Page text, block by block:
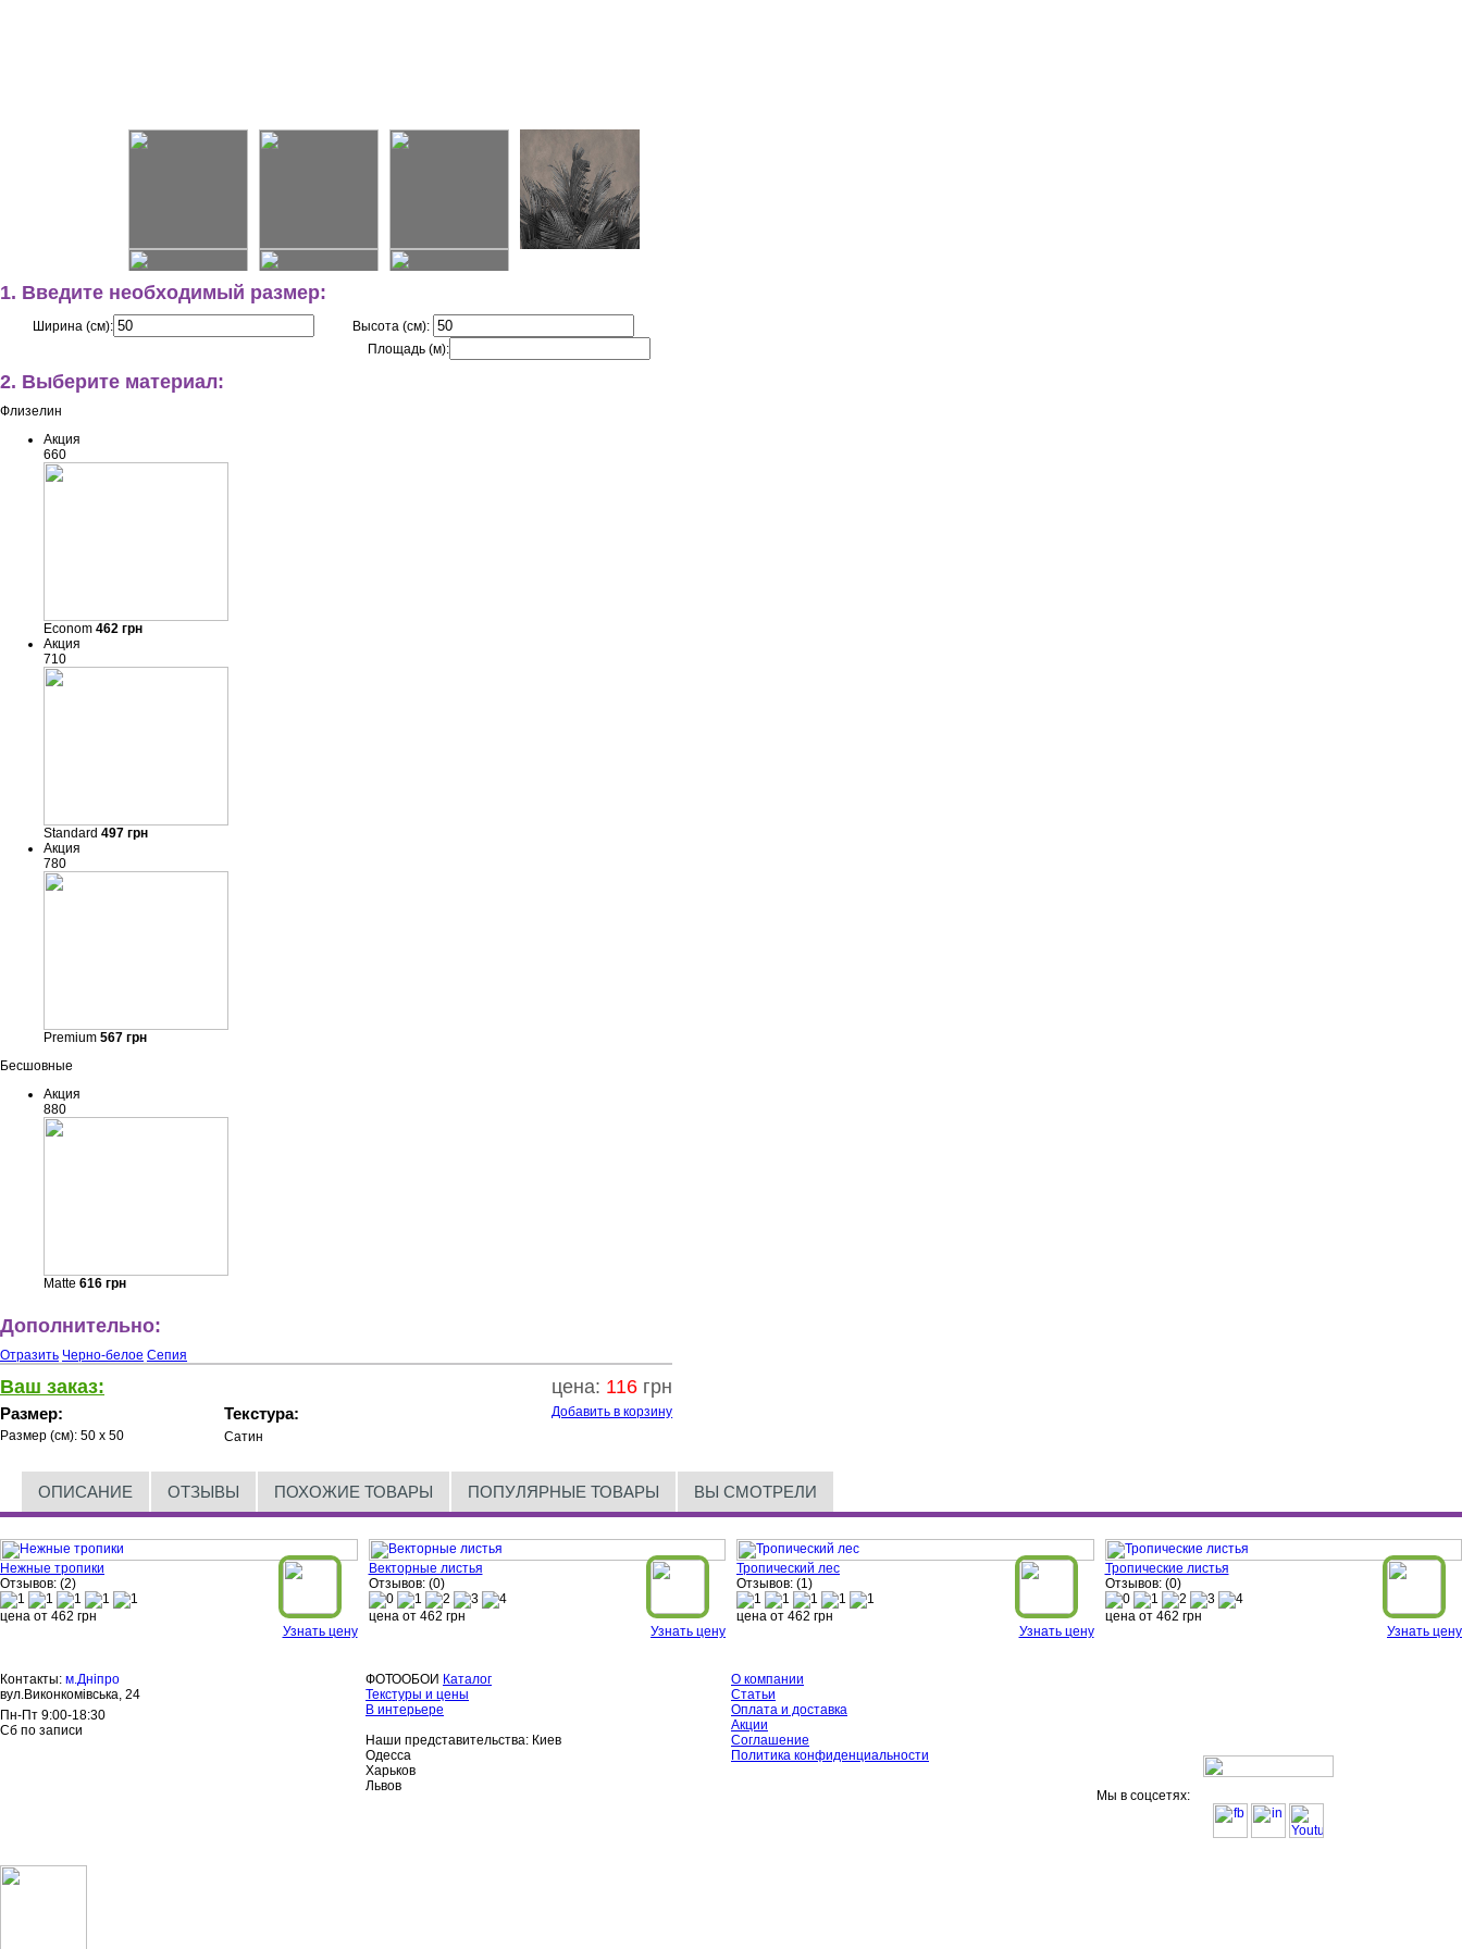
1. Введите необходимый размер:
Ширина (см):
Высота (см):
Площадь (м):
2. Выберите материал:
Флизелин
Акция
660
Econom 462 грн
Акция
710
Standard 497 грн
Акция
780
Premium 567 грн
Бесшовные
Акция
880
Matte 616 грн
Дополнительно:
Отразить Черно-белое Сепия
Ваш заказ: цена: 116 грн
Размер:
Размер (см): 50 x 50
Текстура:
Сатин
Добавить в корзину
ОПИСАНИЕ ОТЗЫВЫ ПОХОЖИЕ ТОВАРЫ ПОПУЛЯРНЫЕ ТОВАРЫ ВЫ СМОТРЕЛИ
Нежные тропики
Отзывов: (2)
цена от 462 грн
Узнать цену
Векторные листья
Отзывов: (0)
цена от 462 грн
Узнать цену
Тропический лес
Отзывов: (1)
цена от 462 грн
Узнать цену
Тропические листья
Отзывов: (0)
цена от 462 грн
Узнать цену
Контакты: м.Дніпро
вул.Виконкомівська, 24
Пн-Пт 9:00-18:30
Сб по записи
ФОТООБОИ Каталог
Текстуры и цены
В интерьере
Наши представительства: Киев
Одесса
Харьков
Львов
О компании
Статьи
Оплата и доставка
Акции
Соглашение
Политика конфиденциальности
Мы в соцсетях: